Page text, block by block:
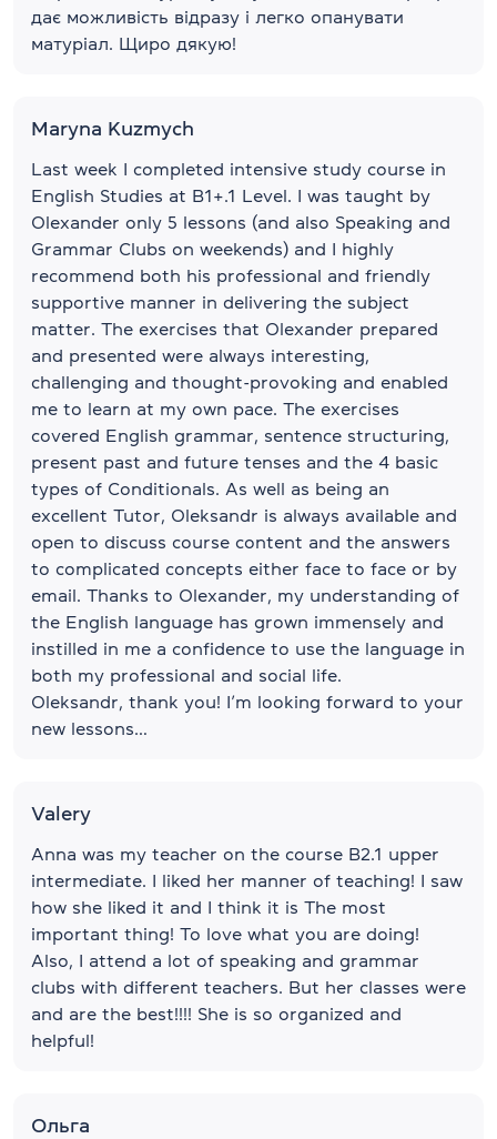
дає можливість відразу і легко опанувати
матуріал. Щиро дякую!
Maryna Kuzmych
Last week I completed intensive study course in
English Studies at B1+.1 Level. I was taught by
Olexander only 5 lessons (and also Speaking and
Grammar Clubs on weekends) and I highly
recommend both his professional and friendly
supportive manner in delivering the subject
matter. The exercises that Olexander prepared
and presented were always interesting,
challenging and thought-provoking and enabled
me to learn at my own pace. The exercises
covered English grammar, sentence structuring,
present past and future tenses and the 4 basic
types of Conditionals. As well as being an
excellent Tutor, Oleksandr is always available and
open to discuss course content and the answers
to complicated concepts either face to face or by
email. Thanks to Olexander, my understanding of
the English language has grown immensely and
instilled in me a confidence to use the language in
both my professional and social life.
Oleksandr, thank you! I’m looking forward to your
new lessons…
Valery
Anna was my teacher on the course B2.1 upper
intermediate. I liked her manner of teaching! I saw
how she liked it and I think it is The most
important thing! To love what you are doing!
Also, I attend a lot of speaking and grammar
clubs with different teachers. But her classes were
and are the best!!!! She is so organized and
helpful!
Ольга